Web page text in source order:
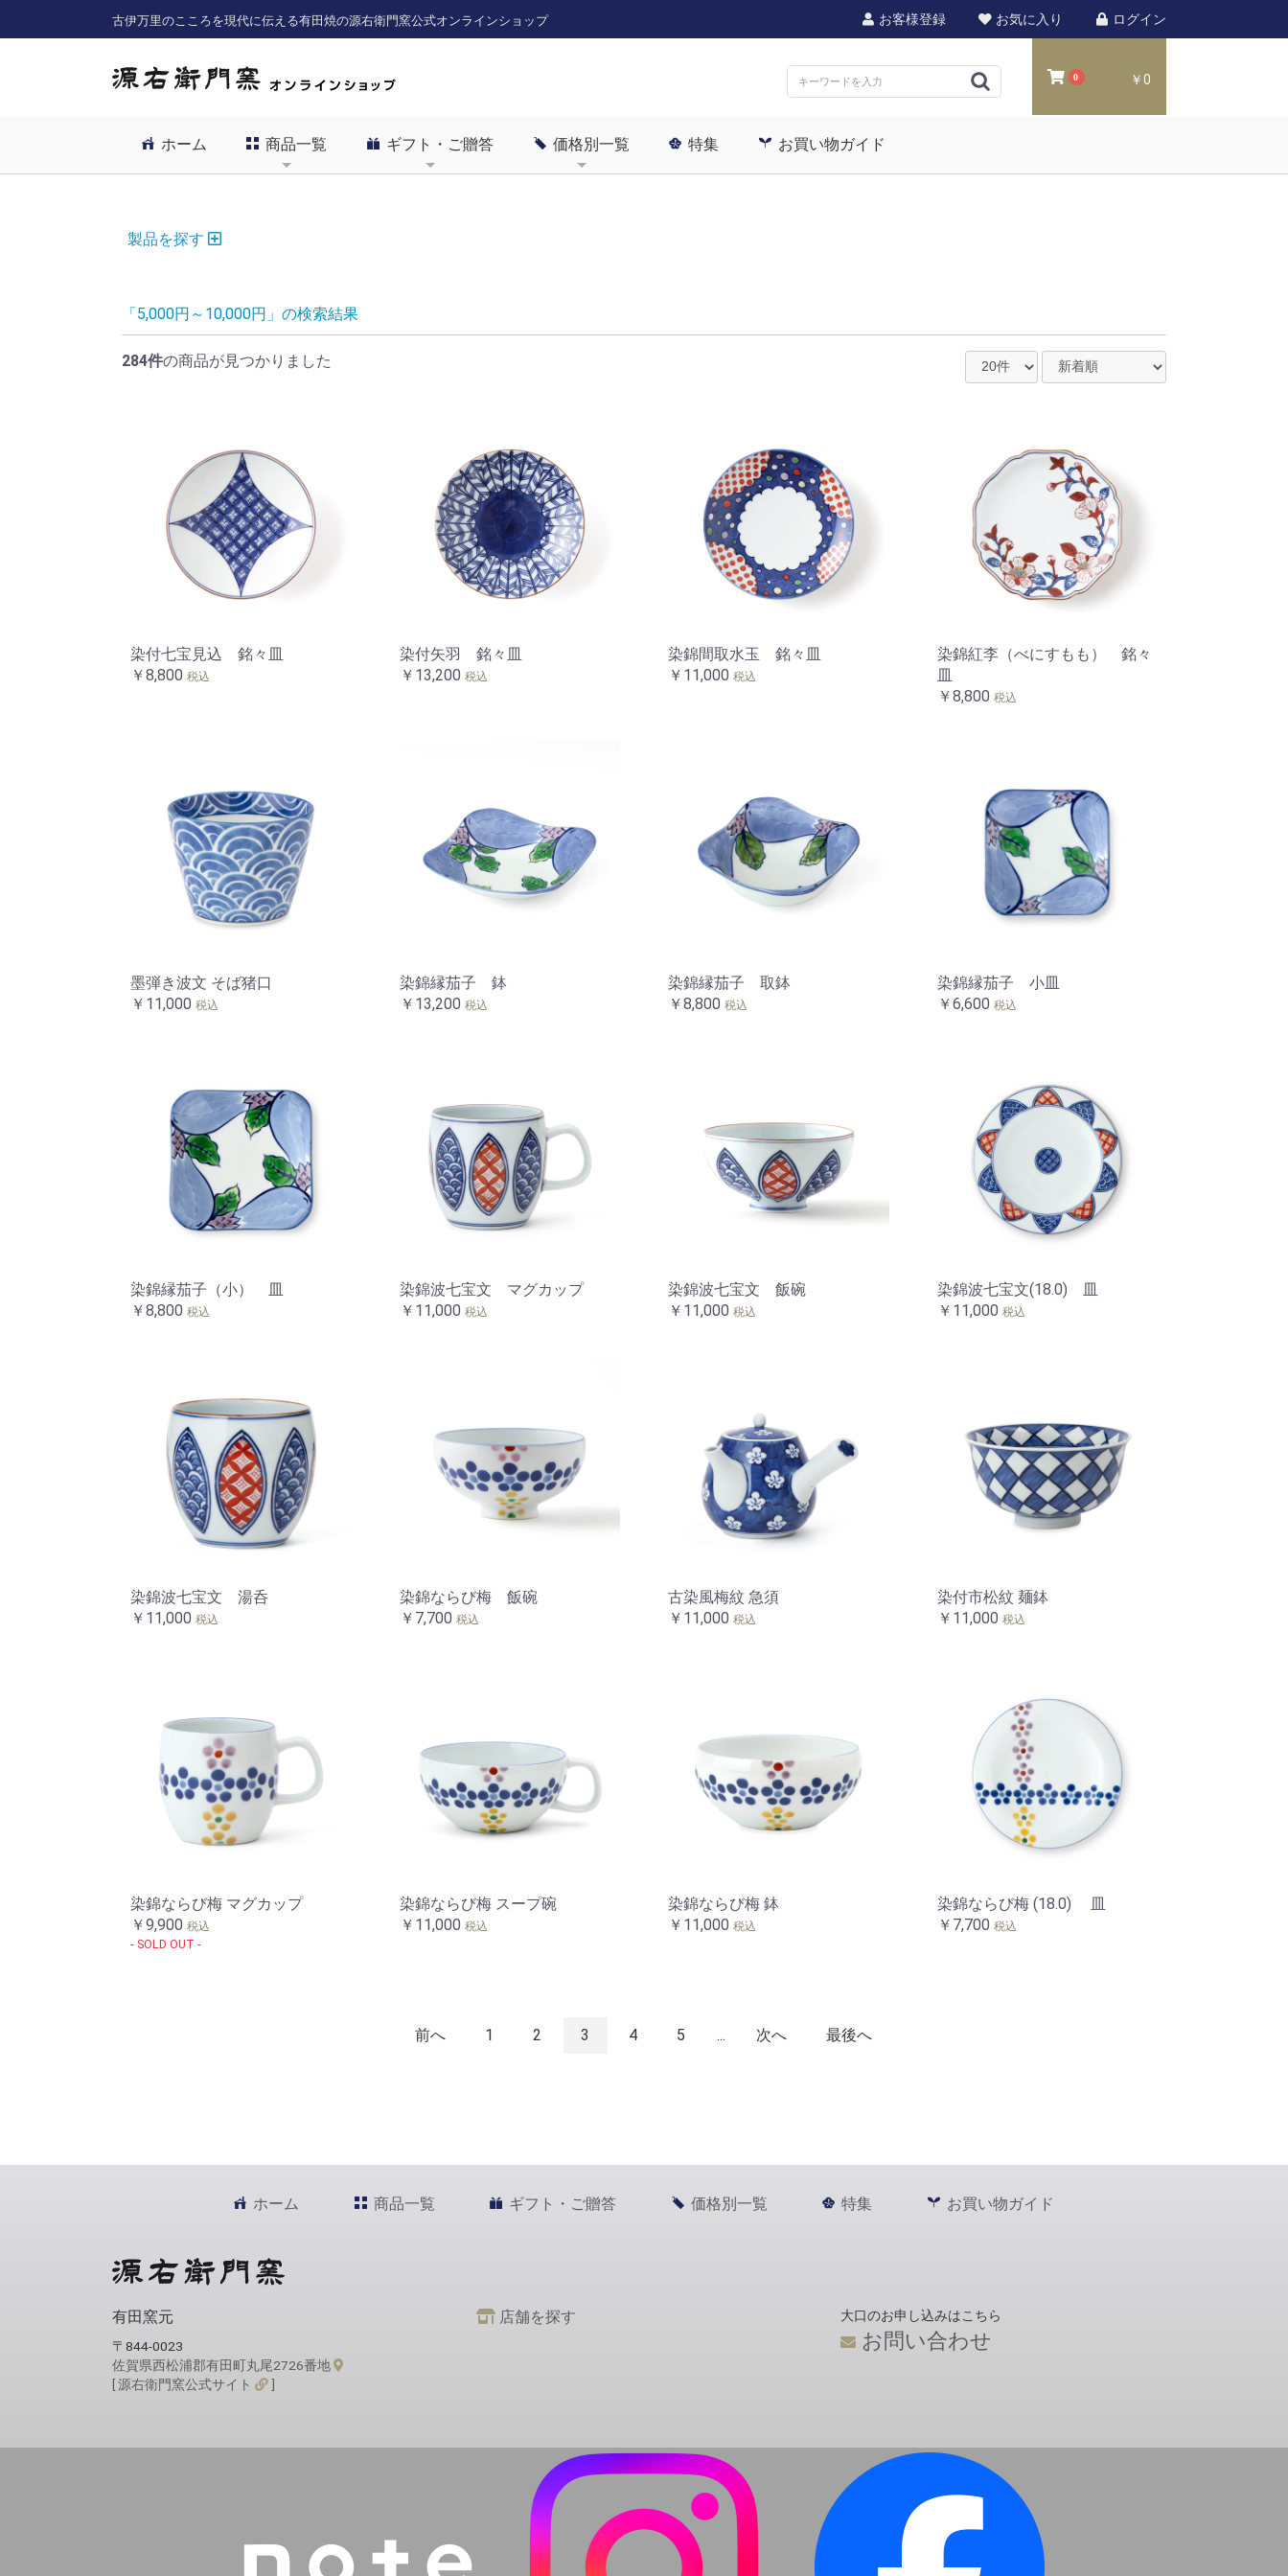
古伊万里のこころを現代に伝える有田焼の源右衛門窯公式オンラインショップ お客様登録 お気に入り ログイン
0 ￥0
ホーム 商品一覧 ギフト・ご贈答 価格別一覧 特集 お買い物ガイド
製品を探す
「5,000円～10,000円」の検索結果
284件の商品が見つかりました
染付七宝見込 銘々皿
￥8,800 税込
染付矢羽 銘々皿
￥13,200 税込
染錦間取水玉 銘々皿
￥11,000 税込
染錦紅李（べにすもも） 銘々
皿
￥8,800 税込
墨弾き波文 そば猪口
￥11,000 税込
染錦縁茄子 鉢
￥13,200 税込
染錦縁茄子 取鉢
￥8,800 税込
染錦縁茄子 小皿
￥6,600 税込
染錦縁茄子（小） 皿
￥8,800 税込
染錦波七宝文 マグカップ
￥11,000 税込
染錦波七宝文 飯碗
￥11,000 税込
染錦波七宝文(18.0) 皿
￥11,000 税込
染錦波七宝文 湯呑
￥11,000 税込
染錦ならび梅 飯碗
￥7,700 税込
古染風梅紋 急須
￥11,000 税込
染付市松紋 麺鉢
￥11,000 税込
染錦ならび梅 マグカップ
￥9,900 税込
- SOLD OUT -
染錦ならび梅 スープ碗
￥11,000 税込
染錦ならび梅 鉢
￥11,000 税込
染錦ならび梅 (18.0) 皿
￥7,700 税込
お買い物を続ける カートへ進む
前へ 1 2 3 4 5 ... 次へ 最後へ
ホーム 商品一覧 ギフト・ご贈答 価格別一覧 特集 お買い物ガイド
有田窯元
〒844-0023
佐賀県西松浦郡有田町丸尾2726番地
[ 源右衛門窯公式サイト
]
店舗を探す 大口のお申し込みはこちら
お問い合わせ